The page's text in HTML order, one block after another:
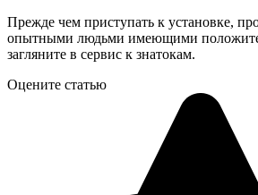
Прежде чем приступать к установке,
опытными людьми имеющими
загляните в сервис к знатокам.
Оцените статью